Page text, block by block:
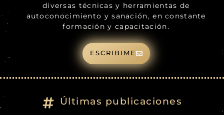
diversas técnicas y herramientas de
autoconocimiento y sanación, en constante
formación y capacitación.
ESCRIBIME
Últimas publicaciones